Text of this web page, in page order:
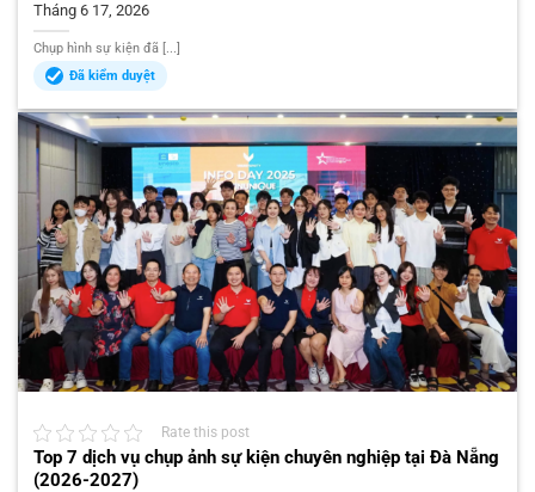
Tháng 6 17, 2026
Chụp hình sự kiện đã [...]
Đã kiểm duyệt
Rate this post
Top 7 dịch vụ chụp ảnh sự kiện chuyên nghiệp tại Đà Nẵng
(2026-2027)